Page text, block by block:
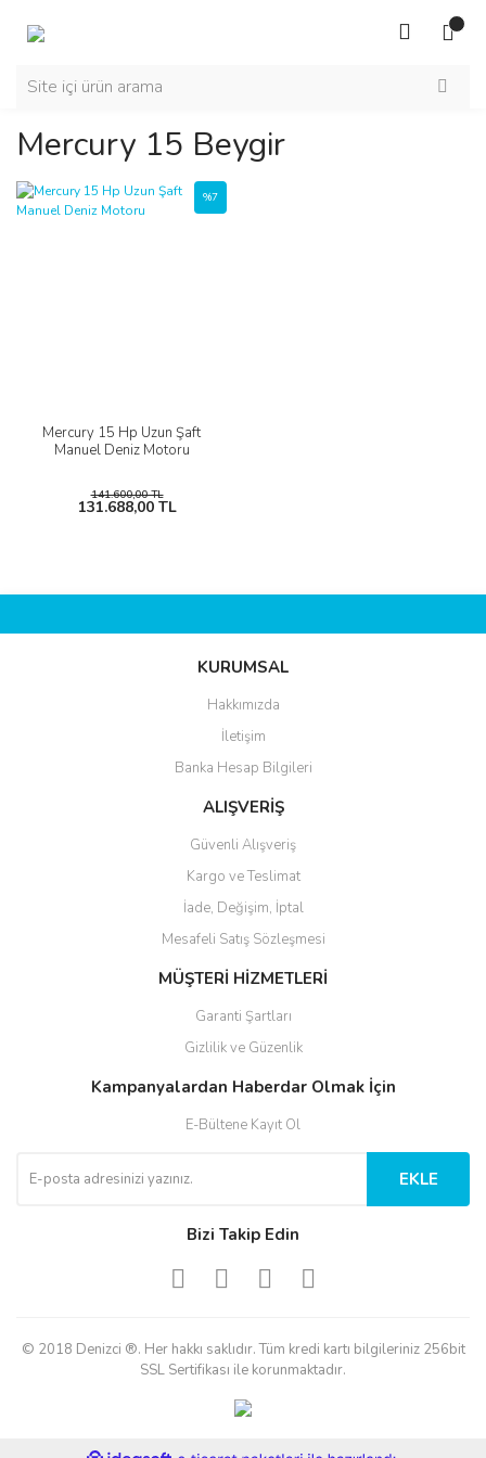
Mercury 15 Beygir
Mercury 15 Hp Uzun Şaft
Manuel Deniz Motoru
%7
141.600,00 TL
131.688,00 TL
KURUMSAL
Hakkımızda
İletişim
Banka Hesap Bilgileri
ALIŞVERİŞ
Güvenli Alışveriş
Kargo ve Teslimat
İade, Değişim, İptal
Mesafeli Satış Sözleşmesi
MÜŞTERİ HİZMETLERİ
Garanti Şartları
Gizlilik ve Güzenlik
Kampanyalardan Haberdar Olmak İçin
E-Bültene Kayıt Ol
EKLE
Bizi Takip Edin
© 2018 Denizci ®. Her hakkı saklıdır. Tüm kredi kartı bilgileriniz 256bit
SSL Sertifikası ile korunmaktadır.